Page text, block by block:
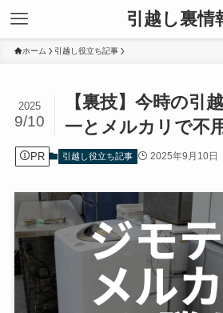
引越し裏情
ホーム 引越し役立ち記事
【裏技】今時の引
一とメルカリで不
2025
9/10
PR 引越し役立ち記事 2025年9月10日